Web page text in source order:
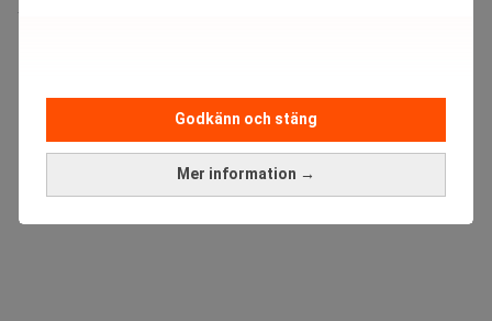
Mer information →
Godkänn och stäng
utländska e-handlare.